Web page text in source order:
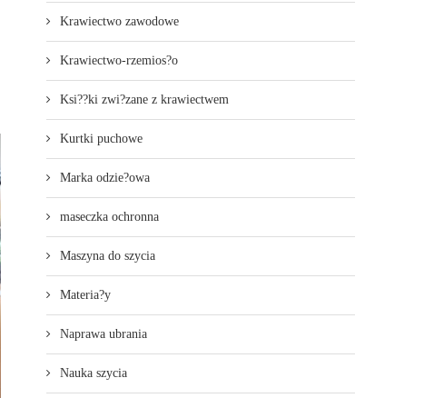
Krawiectwo zawodowe
Krawiectwo-rzemios?o
Ksi??ki zwi?zane z krawiectwem
Kurtki puchowe
Marka odzie?owa
maseczka ochronna
Maszyna do szycia
Materia?y
Naprawa ubrania
Nauka szycia